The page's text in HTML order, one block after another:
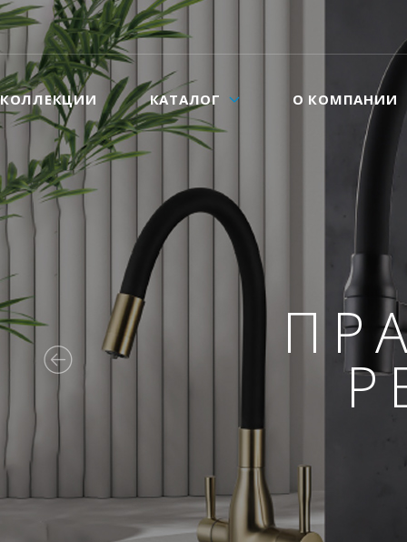
КОЛЛЕКЦИИ КАТАЛОГ О КОМПАНИИ